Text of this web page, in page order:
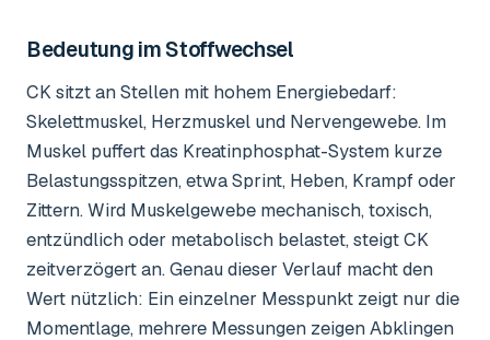
Bedeutung im Stoffwechsel
CK sitzt an Stellen mit hohem Energiebedarf:
Skelettmuskel, Herzmuskel und Nervengewebe. Im
Muskel puffert das Kreatinphosphat-System kurze
Belastungsspitzen, etwa Sprint, Heben, Krampf oder
Zittern. Wird Muskelgewebe mechanisch, toxisch,
entzündlich oder metabolisch belastet, steigt CK
zeitverzögert an. Genau dieser Verlauf macht den
Wert nützlich: Ein einzelner Messpunkt zeigt nur die
Momentlage, mehrere Messungen zeigen Abklingen